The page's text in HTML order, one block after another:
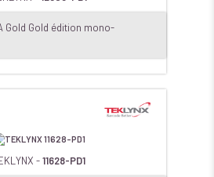
Gold Gold édition mono-
-11628-PD1